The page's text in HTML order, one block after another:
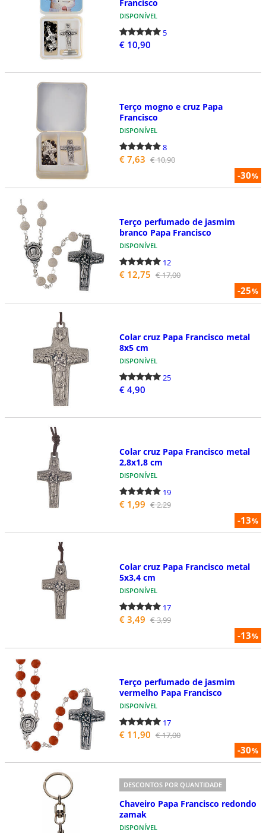
Francisco
DISPONÍVEL
5
€ 10,90
-30%
Terço mogno e cruz Papa
Francisco
DISPONÍVEL
8
€ 7,63 € 10,90
-25%
Terço perfumado de jasmim
branco Papa Francisco
DISPONÍVEL
12
€ 12,75 € 17,00
Colar cruz Papa Francisco metal
8x5 cm
DISPONÍVEL
25
€ 4,90
-13%
Colar cruz Papa Francisco metal
2,8x1,8 cm
DISPONÍVEL
19
€ 1,99 € 2,29
-13%
Colar cruz Papa Francisco metal
5x3,4 cm
DISPONÍVEL
17
€ 3,49 € 3,99
-30%
Terço perfumado de jasmim
vermelho Papa Francisco
DISPONÍVEL
17
€ 11,90 € 17,00
DESCONTOS POR QUANTIDADE
Chaveiro Papa Francisco redondo
zamak
DISPONÍVEL